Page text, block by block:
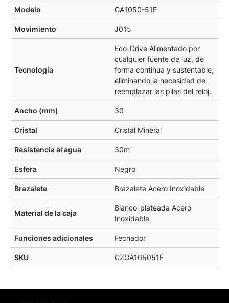
Modelo GA1050-51E
Movimiento J015
Tecnología
Eco-Drive Alimentado por
cualquier fuente de luz, de
forma continua y sustentable,
eliminando la necesidad de
reemplazar las pilas del reloj.
Ancho (mm) 30
Cristal Cristal Mineral
Resistencia al agua 30m
Esfera Negro
Brazalete Brazalete Acero Inoxidable
Material de la caja
Blanco-plateada Acero
Inoxidable
Funciones adicionales Fechador
SKU CZGA105051E